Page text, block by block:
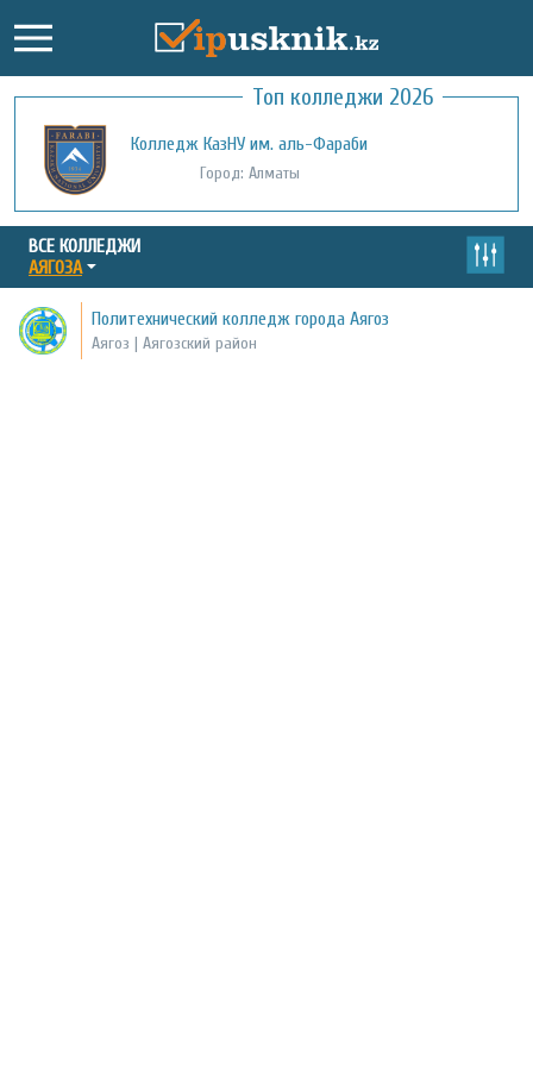
Топ колледжи 2026
Колледж КазНУ им. аль-Фараби
Город: Алматы
ВСЕ КОЛЛЕДЖИ
АЯГОЗА
Политехнический колледж города Аягоз
Аягоз | Аягозский район